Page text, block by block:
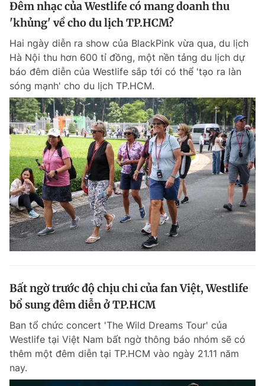
Đêm nhạc của Westlife có mang doanh thu
'khủng' về cho du lịch TP.HCM?
Hai ngày diễn ra show của BlackPink vừa qua, du lịch
Hà Nội thu hơn 600 tỉ đồng, một nền tảng du lịch dự
báo đêm diễn của Westlife sắp tới có thể 'tạo ra làn
sóng mạnh' cho du lịch TP.HCM.
Bất ngờ trước độ chịu chi của fan Việt, Westlife
bổ sung đêm diễn ở TP.HCM
Ban tổ chức concert 'The Wild Dreams Tour' của
Westlife tại Việt Nam bất ngờ thông báo nhóm sẽ có
thêm một đêm diễn tại TP.HCM vào ngày 21.11 năm
nay.